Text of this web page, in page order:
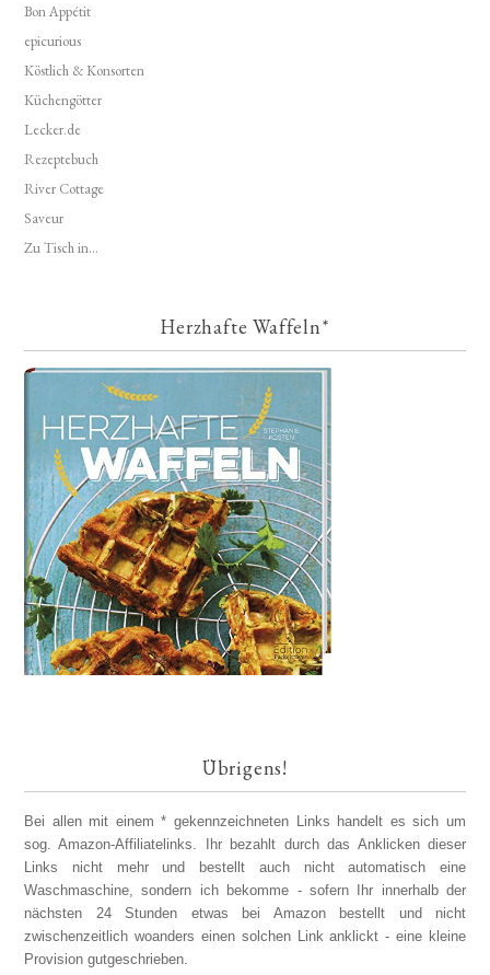
Bon Appétit
epicurious
Köstlich & Konsorten
Küchengötter
Lecker.de
Rezeptebuch
River Cottage
Saveur
Zu Tisch in...
Herzhafte Waffeln*
Übrigens!
Bei allen mit einem * gekennzeichneten Links handelt es sich um
sog. Amazon-Affiliatelinks. Ihr bezahlt durch das Anklicken dieser
Links nicht mehr und bestellt auch nicht automatisch eine
Waschmaschine, sondern ich bekomme - sofern Ihr innerhalb der
nächsten 24 Stunden etwas bei Amazon bestellt und nicht
zwischenzeitlich woanders einen solchen Link anklickt - eine kleine
Provision gutgeschrieben.